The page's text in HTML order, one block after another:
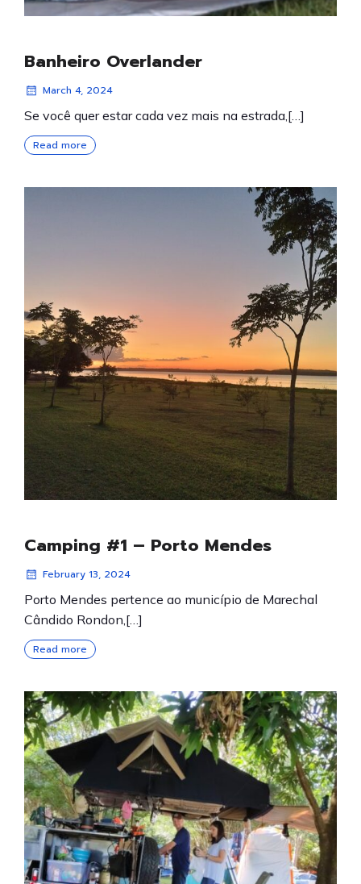
Banheiro Overlander
March 4, 2024
Se você quer estar cada vez mais na estrada,[…]
Read more
Camping #1 – Porto Mendes
February 13, 2024
Porto Mendes pertence ao município de Marechal
Cândido Rondon,[…]
Read more